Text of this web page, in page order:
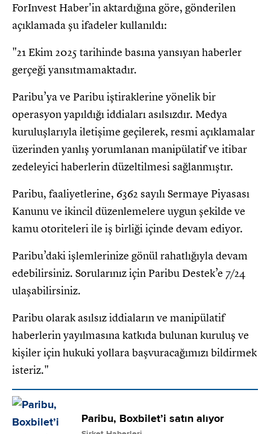
ForInvest Haber'in aktardığına göre, gönderilen
açıklamada şu ifadeler kullanıldı:
"21 Ekim 2025 tarihinde basına yansıyan haberler
gerçeği yansıtmamaktadır.
Paribu’ya ve Paribu iştiraklerine yönelik bir
operasyon yapıldığı iddiaları asılsızdır. Medya
kuruluşlarıyla iletişime geçilerek, resmi açıklamalar
üzerinden yanlış yorumlanan manipülatif ve itibar
zedeleyici haberlerin düzeltilmesi sağlanmıştır.
Paribu, faaliyetlerine, 6362 sayılı Sermaye Piyasası
Kanunu ve ikincil düzenlemelere uygun şekilde ve
kamu otoriteleri ile iş birliği içinde devam ediyor.
Paribu’daki işlemlerinize gönül rahatlığıyla devam
edebilirsiniz. Sorularınız için Paribu Destek’e 7/24
ulaşabilirsiniz.
Paribu olarak asılsız iddiaların ve manipülatif
haberlerin yayılmasına katkıda bulunan kuruluş ve
kişiler için hukuki yollara başvuracağımızı bildirmek
isteriz."
Paribu, Boxbilet’i satın alıyor